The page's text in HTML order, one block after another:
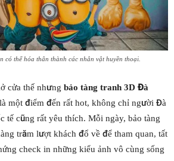
có thể hóa thân thành các nhân vật huyền thoại.
cửa thế nhưng bảo tàng tranh 3D Đà
một điểm đến rất hot, không chỉ người Đà
tế cũng rất yêu thích. Mỗi ngày, bảo tàng
trăm lượt khách đổ về để tham quan, tất
check in những kiểu ảnh vô cùng sống